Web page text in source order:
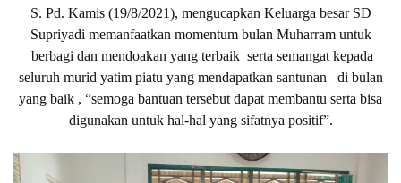
S. Pd. Kamis (19/8/2021), mengucapkan Keluarga besar SD
Supriyadi memanfaatkan momentum bulan Muharram untuk
berbagi dan mendoakan yang terbaik serta semangat kepada
seluruh murid yatim piatu yang mendapatkan santunan di bulan
yang baik , “semoga bantuan tersebut dapat membantu serta bisa
digunakan untuk hal-hal yang sifatnya positif”.